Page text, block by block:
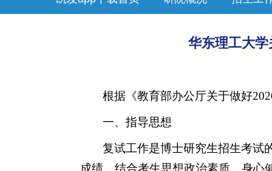
华东理工大
根据 《教育部办公厅关于做好
一、指导思想
复试工作是博士研究生招生考试
成绩，结合考生思想政治素质、身